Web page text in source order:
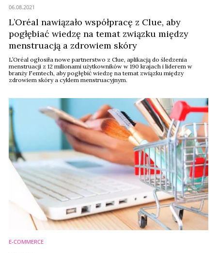
L’Oréal nawiązało współpracę z Clue, aby
pogłębiać wiedzę na temat związku między
menstruacją a zdrowiem skóry
L’Oréal ogłosiła nowe partnerstwo z Clue, aplikacją do śledzenia
menstruacji z 12 milionami użytkowników w 190 krajach i liderem w
branży Femtech, aby pogłębić wiedzę na temat związku między
zdrowiem skóry a cyklem menstruacyjnym.
06.08.2021
E-COMMERCE